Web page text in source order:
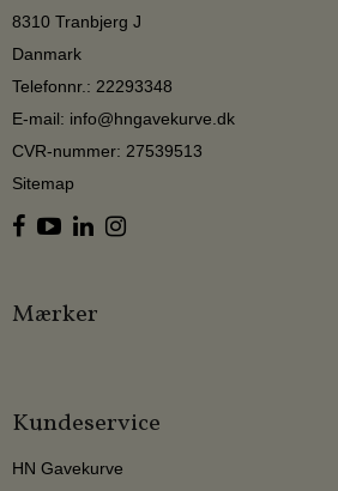
8310 Tranbjerg J
Danmark
Telefonnr. : 22293348
E-mail: info@hngavekurve.dk
CVR-nummer: 27539513
Sitemap
Mærker
Kundeservice
HN Gavekurve